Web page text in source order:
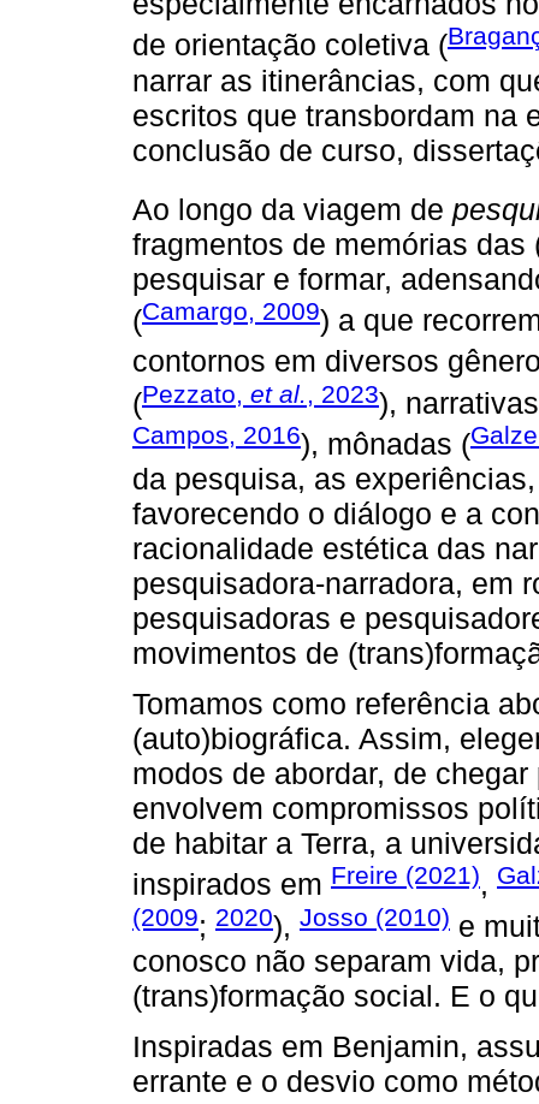
de orientação coletiva (
narrar as itinerâncias, com
escritos que transbordam na
conclusão de curso,
Ao longo da viagem de
fragmentos de memórias
pesquisar e formar,
(Camargo, 2009) a que
contornos em diversos
(Pezzato, et al. , 2023),
Campos, 2016), mônadas (
da pesquisa, as
favorecendo o diálogo e a
racionalidade estética das
pesquisadora-narradora, em
pesquisadoras e
movimentos de
Tomamos como referência
(auto)biográfica. Assim,
modos de abordar, de
envolvem compromissos
de habitar a Terra, a
inspirados em Freire (2021),
(2009; 2020), Josso (2010) e
conosco não separam vida,
(trans)formação social. E o
Inspiradas em Benjamin,
errante e o desvio como